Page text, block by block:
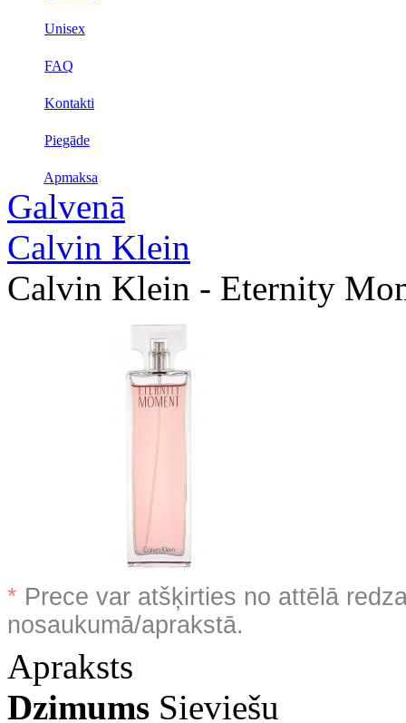
Unisex
FAQ
Kontakti
Piegāde
Apmaksa
Galvenā
Calvin Klein
Calvin Klein - Eternity
* Prece var atšķirties no attēlā
nosaukumā/aprakstā.
Apraksts
Dzimums Sieviešu